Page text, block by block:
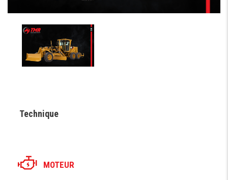
Technique
MOTEUR